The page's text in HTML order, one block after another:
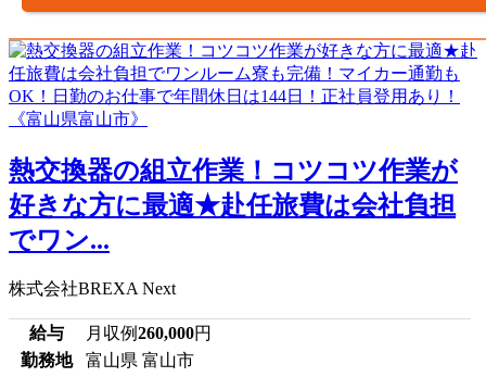
熱交換器の組立作業！コツコツ作業が
好きな方に最適★赴任旅費は会社負担
でワン...
株式会社BREXA Next
給与 月収例260,000円
勤務地
富山県 富山市